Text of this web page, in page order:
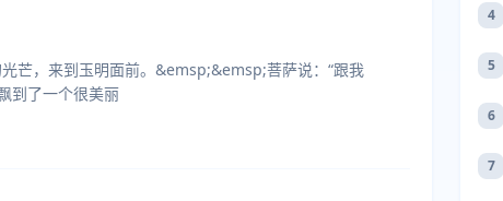
芒，来到玉明面前。&emsp;&emsp;菩萨说：“跟我
到了一个很美丽
4
5
6
7